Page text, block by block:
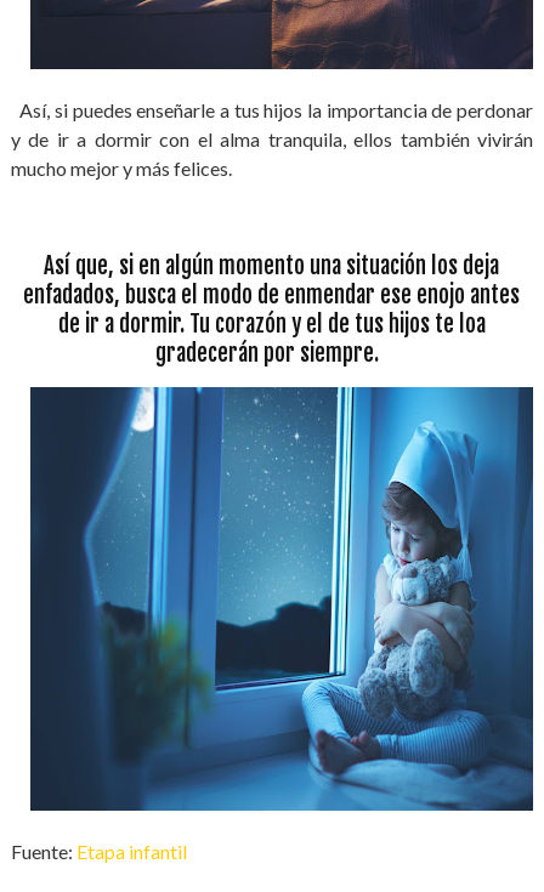
Así, si puedes enseñarle a tus hijos la importancia de perdonar
y de ir a dormir con el alma tranquila, ellos también vivirán
mucho mejor y más felices.
Así que, si en algún momento una situación los deja
enfadados, busca el modo de enmendar ese enojo antes
de ir a dormir. Tu corazón y el de tus hijos te loa
gradecerán por siempre.
Fuente: Etapa infantil